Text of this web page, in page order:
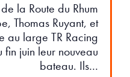
la Route du Rhum
Thomas Ruyant, et
au large TR Racing
fin juin leur nouveau
bateau. Ils…